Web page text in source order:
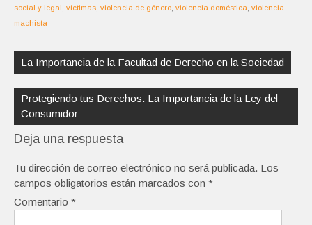
social y legal víctimas violencia de género violencia doméstica violencia
machista
de
entradas
La Importancia de la Facultad de Derecho en la Sociedad
Protegiendo tus Derechos: La Importancia de la Ley del
Consumidor
Deja una respuesta
Tu dirección de correo electrónico no será publicada. Los
campos obligatorios están marcados con *
Comentario *